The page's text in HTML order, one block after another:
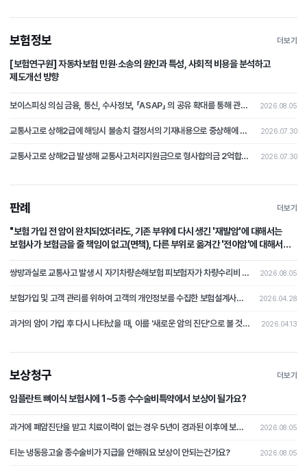
보험정보 더보기
[보험연구원] 자동차보험 민원·소송의 원인과 특성, 사회적 비용을 분석하고
제도개선 방향
보이스피싱 의심 금융, 통신, 수사정보, 「ASAP」 의 공유 확대를 통해 관계기관 공동 활용 체계 마련 2026.08.05
교통사고로 상해2급에 해당시 불송치 결정서의 기재내용으로 중상해에 해당하지 않는다는 부분의 주장을 철회하고 형사합의로 본 분쟁조정사례[제2026-4호] 2026.07.30
교통사고로 상해2급 발생해 교통사고처리지원금으로 형사합의금 2억합의후 불송치시 형사합의에 대한 쟁점 논쟁이 된 분쟁조정사례 [제2026-3호] 2026.07.30
판례 더보기
"보험 가입 전 암이 완치되었더라도, 기존 부위에 다시 생긴 '재발암'에 대해서는
보험사가 보험금을 줄 책임이 없고(면책), 다른 부위로 옮겨간 '전이암'에 대해서는
보험사가 보험금을 지급할 책임이 있다(부책)."
쌍방과실로 교통사고 발생 시 자기차량손해보험 피보험자가 차량수리비 중 자기부담금 상당액을 보상받지 못하였는데, 상대차량의 보험자를 상대로 자기부담금 상당의 손해배상을 청구한 사건 2026.08.05
보험가입 및 고객 관리를 위하여 고객의 개인정보를 수집한 보험설계사가 개인정보처리자에 해당하는지 여부가 문제 된 사건 2026.04.28
과거의 암이 가입 후 다시 나타났을 때, 이를 '새로운 암의 진단'으로 볼 것인지 아니면 '과거 사고의 연장(재발)'으로 보아 면책할 것인가? 2026.04.13
보상청구 더보기
임플란트 뼈이식 보험시에 1~5종 수수술비특약에서 보상이 될가요?
과거에 폐암진단을 받고 치료이력이 없는 경우 5년이 경과된 이후에 보험가입시 폐암이 발병될 경우 보상이 가능할가요? 2026.08.05
티눈 냉동응고술 종수술비가 지급을 안해줘요 보상이 안되는건가요? 2026.08.05